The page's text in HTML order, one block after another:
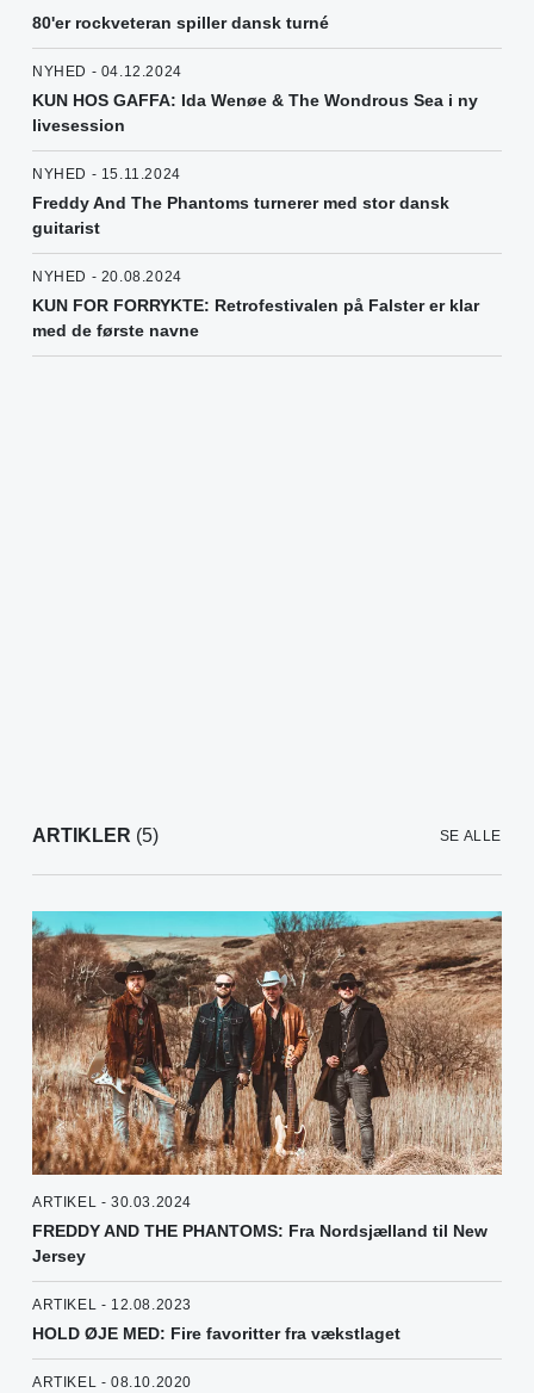
80'er rockveteran spiller dansk turné
NYHED - 04.12.2024
KUN HOS GAFFA: Ida Wenøe & The Wondrous Sea i ny
livesession
NYHED - 15.11.2024
Freddy And The Phantoms turnerer med stor dansk
guitarist
NYHED - 20.08.2024
KUN FOR FORRYKTE: Retrofestivalen på Falster er klar
med de første navne
ARTIKLER (5) SE ALLE
ARTIKEL - 30.03.2024
FREDDY AND THE PHANTOMS: Fra Nordsjælland til New
Jersey
ARTIKEL - 12.08.2023
HOLD ØJE MED: Fire favoritter fra vækstlaget
ARTIKEL - 08.10.2020